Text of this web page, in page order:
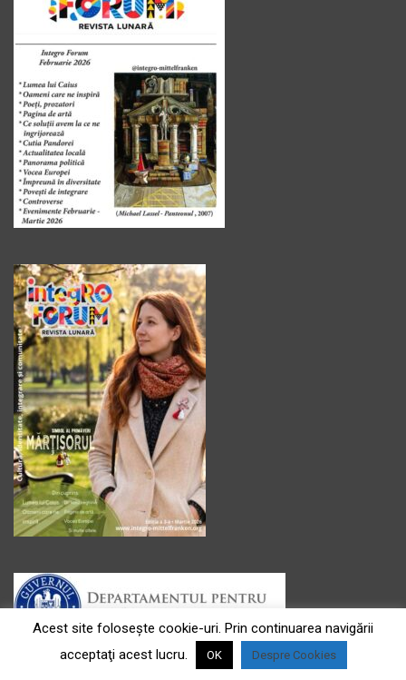
Acest site foloseşte cookie-uri. Prin continuarea navigării
acceptaţi acest lucru.
OK Despre Cookies